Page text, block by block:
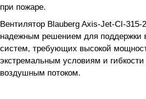
при пожаре.
Вентилятор Blauberg Axis-Jet-CI-315-
надежным решением для поддержки
систем, требующих высокой
экстремальным условиям и
воздушным потоком.